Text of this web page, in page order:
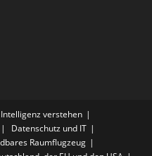
verstehen
Datenschutz und IT
Raumflugzeug